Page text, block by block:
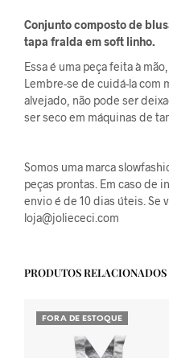
Conjunto composto de
tapa fralda em soft linho.
Essa é uma peça feita à
Lembre-se de cuidá-la com
alvejado, não pode ser
ser seco em máquinas de
Somos uma marca
peças prontas. Em caso de
envio é de 10 dias úteis. Se
loja@joliececi.com
PRODUTOS RELACIONADOS
FORA DE ESTOQUE